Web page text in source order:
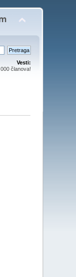
Vesti:
članova!